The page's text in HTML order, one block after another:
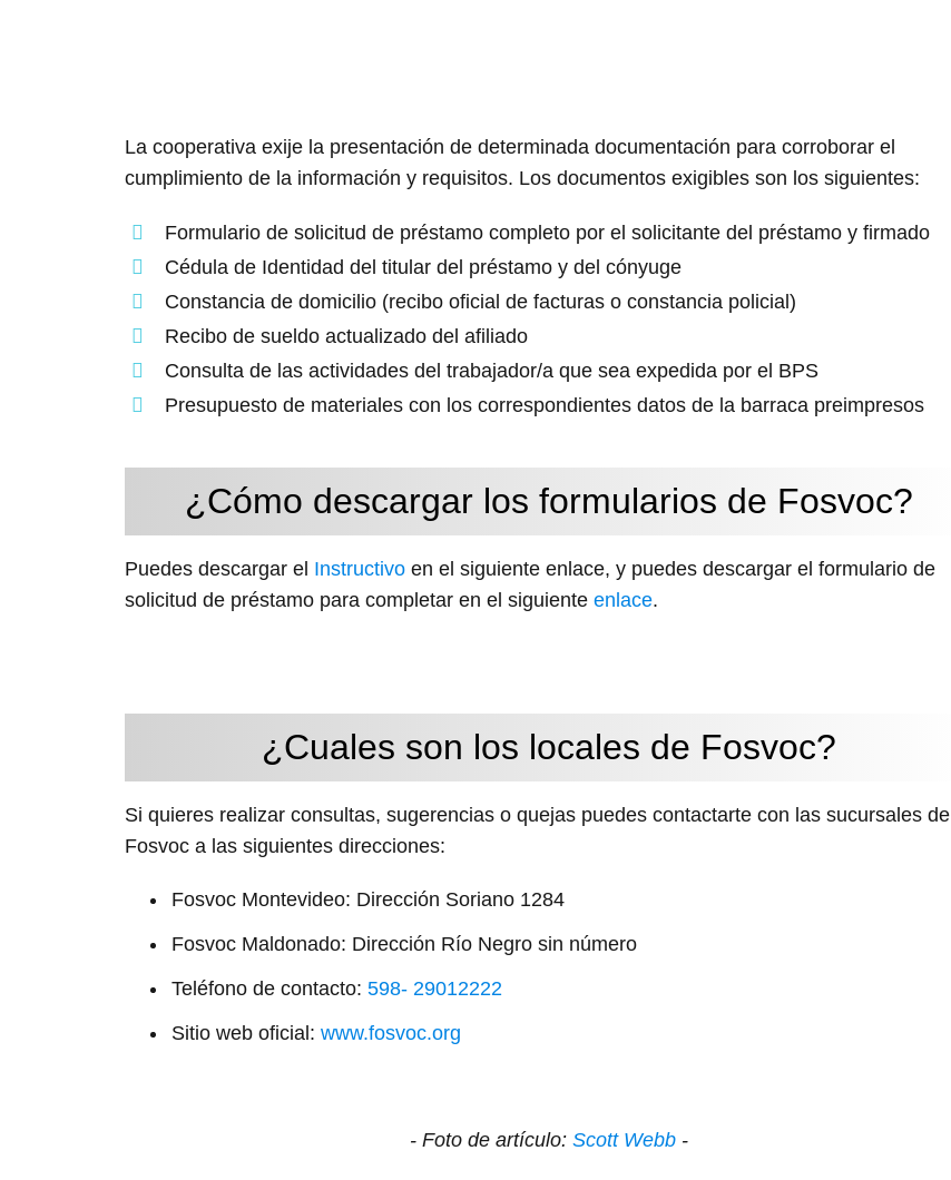
La cooperativa exije la presentación de determinada documentación para corroborar el
cumplimiento de la información y requisitos. Los documentos exigibles son los siguientes:
Formulario de solicitud de préstamo completo por el solicitante del préstamo y firmado
Cédula de Identidad del titular del préstamo y del cónyuge
Constancia de domicilio (recibo oficial de facturas o constancia policial)
Recibo de sueldo actualizado del afiliado
Consulta de las actividades del trabajador/a que sea expedida por el BPS
Presupuesto de materiales con los correspondientes datos de la barraca preimpresos
¿Cómo descargar los formularios de Fosvoc?
Puedes descargar el Instructivo en el siguiente enlace, y puedes descargar el formulario de
solicitud de préstamo para completar en el siguiente enlace.
¿Cuales son los locales de Fosvoc?
Si quieres realizar consultas, sugerencias o quejas puedes contactarte con las sucursales de
Fosvoc a las siguientes direcciones:
Fosvoc Montevideo: Dirección Soriano 1284
Fosvoc Maldonado: Dirección Río Negro sin número
Teléfono de contacto: 598- 29012222
Sitio web oficial: www.fosvoc.org
- Foto de artículo: Scott Webb-